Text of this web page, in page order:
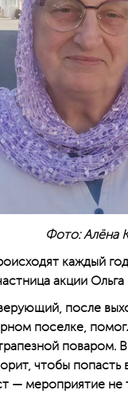
Фото: Алёна
каждый
акции
после
поселке,
поваром.
чтобы попасть
— мероприятие не